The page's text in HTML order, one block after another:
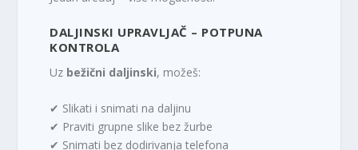
DALJINSKI UPRAVLJAČ – POTPUNA
KONTROLA
Uz bežični daljinski, možeš:
✔ Slikati i snimati na daljinu
✔ Praviti grupne slike bez žurbe
✔ Snimati bez dodirivanja telefona